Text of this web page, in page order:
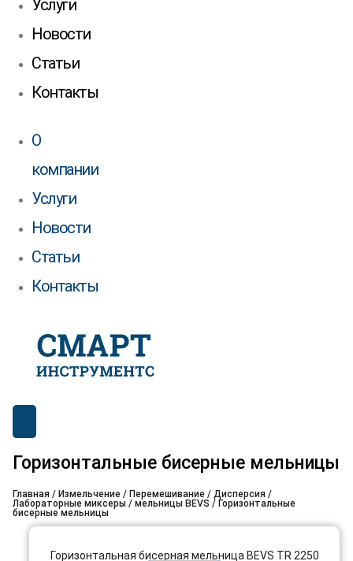
Услуги
Новости
Статьи
Контакты
О
компании
Услуги
Новости
Статьи
Контакты
Горизонтальные бисерные мельницы
Главная / Измельчение / Перемешивание / Дисперсия /
Лабораторные миксеры / мельницы BEVS / Горизонтальные
бисерные мельницы
Горизонтальная бисерная мельница BEVS TR 2250